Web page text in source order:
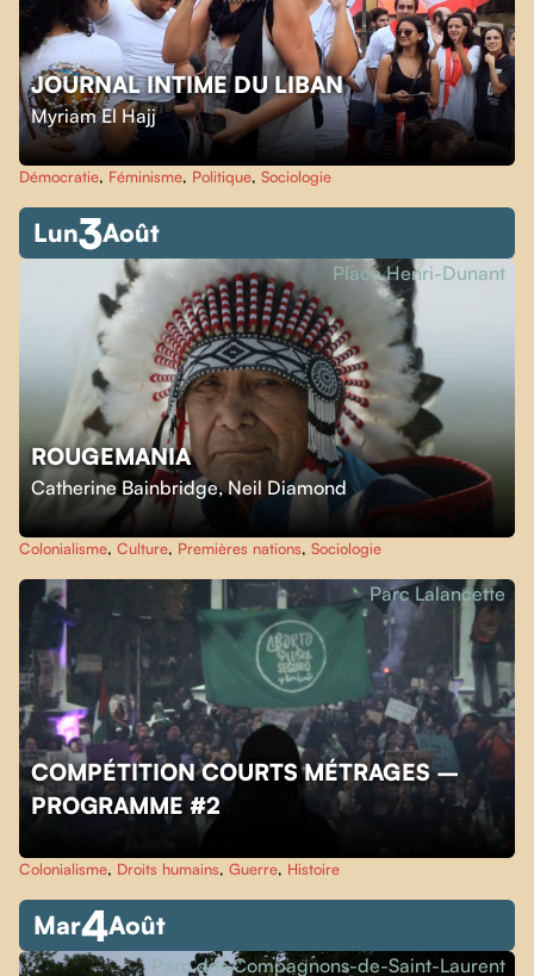
JOURNAL INTIME DU LIBAN
Myriam El Hajj
Démocratie, Féminisme, Politique, Sociologie
Lun3Août
ROUGEMANIA
Catherine Bainbridge,Neil Diamond
Place Henri-Dunant
Colonialisme, Culture, Premières nations, Sociologie
COMPÉTITION COURTS MÉTRAGES –
PROGRAMME #2
Parc Lalancette
Colonialisme, Droits humains, Guerre, Histoire
Mar4Août
Parc des Compagnons-de-Saint-Laurent